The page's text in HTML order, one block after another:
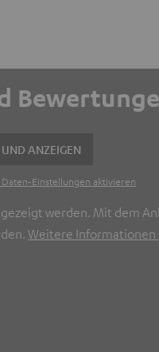
ANZEIGEN
aktivieren
werden. Mit dem
Weitere Informationen